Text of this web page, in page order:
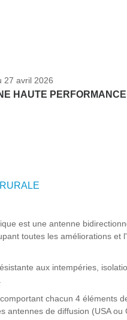
27 avril 2026
HAUTE
est une antenne
toutes les améliorations
aux intempéries,
chacun 4 éléments
antennes de diffusion (USA ou